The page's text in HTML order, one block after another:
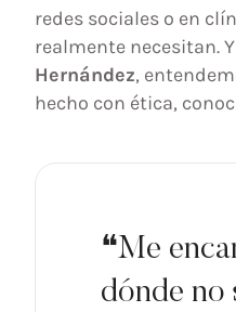
redes sociales o en
realmente necesitan.
Hernández,
hecho con ética,
❝Me
dónde no